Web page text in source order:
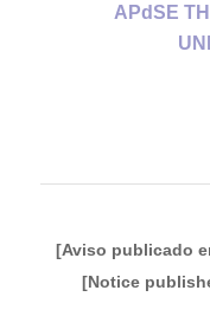
APdSE
[Aviso publicado
[Notice